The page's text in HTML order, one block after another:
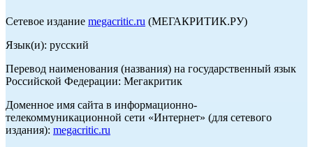
Сетевое издание megacritic.ru (МЕГАКРИТИК.РУ)
Язык(и): русский
Перевод наименования (названия) на государственный язык
Российской Федерации: Мегакритик
Доменное имя сайта в информационно-
телекоммуникационной сети «Интернет» (для сетевого
издания): megacritic.ru